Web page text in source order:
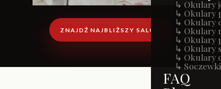
↳ Okulary
↳ Okulary
↳ Okulary
↳ Okulary
↳ Okulary
↳ Okulary
↳ Okulary
↳
FAQ
ZNAJDŹ NAJBLIŻSZY SALON